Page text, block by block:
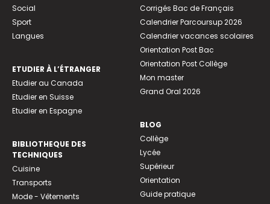
Social
Sport
Langues
ETUDIER À L’ÉTRANGER
Etudier au Canada
Etudier en Suisse
Etudier en Espagne
BIBLIOTHEQUE DES
TECHNIQUES
Cuisine
Transports
Mode - Vêtements
Corrigés Bac de Français
Calendrier Parcoursup 2026
Calendrier vacances scolaires
Orientation Post Bac
Orientation Post Collège
Mon master
Grand Oral 2026
BLOG
Collège
Lycée
Supérieur
Orientation
Guide pratique